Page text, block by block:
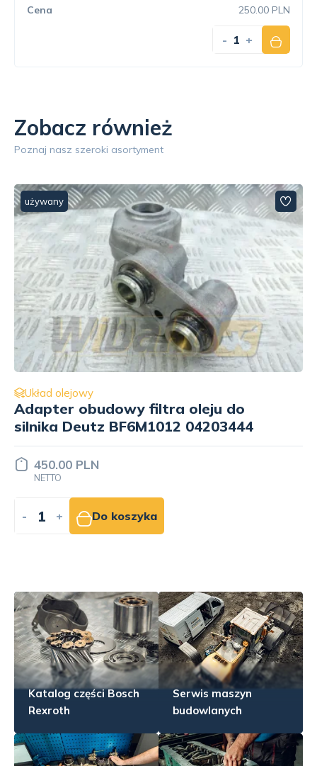
250.00 PLN
- +
Zobacz również
Poznaj nasz szeroki asortyment
używany
Układ olejowy
Kolano podstawy filtra oleju Silnika
Caterpillar 3406/3456/C15/C16/C18
153-6680
390.00 PLN
NETTO
- + Do koszyka
Katalog części Bosch
Rexroth
Serwis maszyn
budowlanych